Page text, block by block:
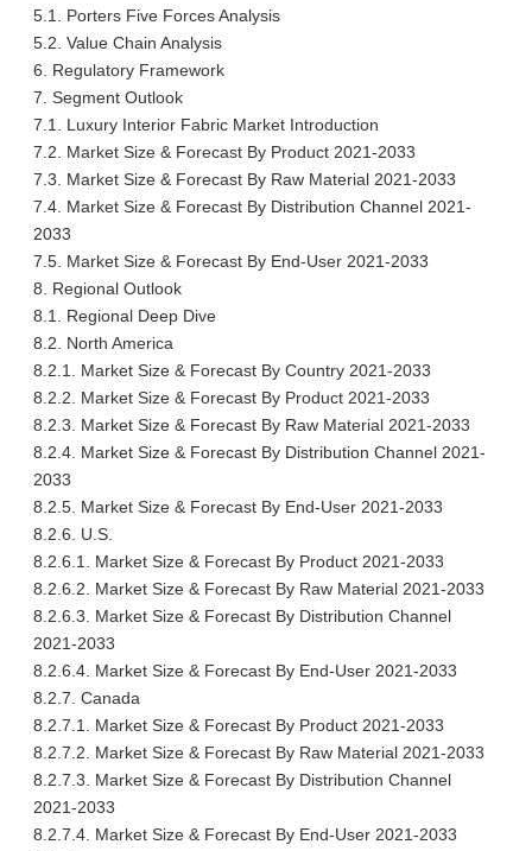
5.1. Porters Five Forces Analysis
5.2. Value Chain Analysis
6. Regulatory Framework
7. Segment Outlook
7.1. Luxury Interior Fabric Market Introduction
7.2. Market Size & Forecast By Product 2021-2033
7.3. Market Size & Forecast By Raw Material 2021-2033
7.4. Market Size & Forecast By Distribution Channel 2021-
2033
7.5. Market Size & Forecast By End-User 2021-2033
8. Regional Outlook
8.1. Regional Deep Dive
8.2. North America
8.2.1. Market Size & Forecast By Country 2021-2033
8.2.2. Market Size & Forecast By Product 2021-2033
8.2.3. Market Size & Forecast By Raw Material 2021-2033
8.2.4. Market Size & Forecast By Distribution Channel 2021-
2033
8.2.5. Market Size & Forecast By End-User 2021-2033
8.2.6. U.S.
8.2.6.1. Market Size & Forecast By Product 2021-2033
8.2.6.2. Market Size & Forecast By Raw Material 2021-2033
8.2.6.3. Market Size & Forecast By Distribution Channel
2021-2033
8.2.6.4. Market Size & Forecast By End-User 2021-2033
8.2.7. Canada
8.2.7.1. Market Size & Forecast By Product 2021-2033
8.2.7.2. Market Size & Forecast By Raw Material 2021-2033
8.2.7.3. Market Size & Forecast By Distribution Channel
2021-2033
8.2.7.4. Market Size & Forecast By End-User 2021-2033